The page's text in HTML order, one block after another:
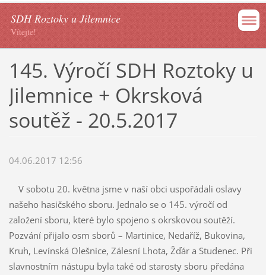
SDH Roztoky u Jilemnice
Vítejte!
145. Výročí SDH Roztoky u
Jilemnice + Okrsková
soutěž - 20.5.2017
04.06.2017 12:56
V sobotu 20. května jsme v naší obci uspořádali oslavy
našeho hasičského sboru. Jednalo se o 145. výročí od
založení sboru, které bylo spojeno s okrskovou soutěží.
Pozvání přijalo osm sborů – Martinice, Nedaříž, Bukovina,
Kruh, Levínská Olešnice, Zálesní Lhota, Žďár a Studenec. Při
slavnostním nástupu byla také od starosty sboru předána